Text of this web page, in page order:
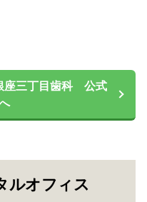
座三丁目歯科 公式
ルオフィス